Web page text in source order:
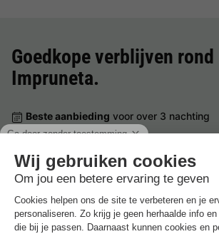
Goedkope verblijven rond
Impruneta.
Beste aanbieding voor over 3 nachting
Vodatent Agricamping Romita
Italië- Toscane- Barberino tavarnelle
Beste aanbieding
€